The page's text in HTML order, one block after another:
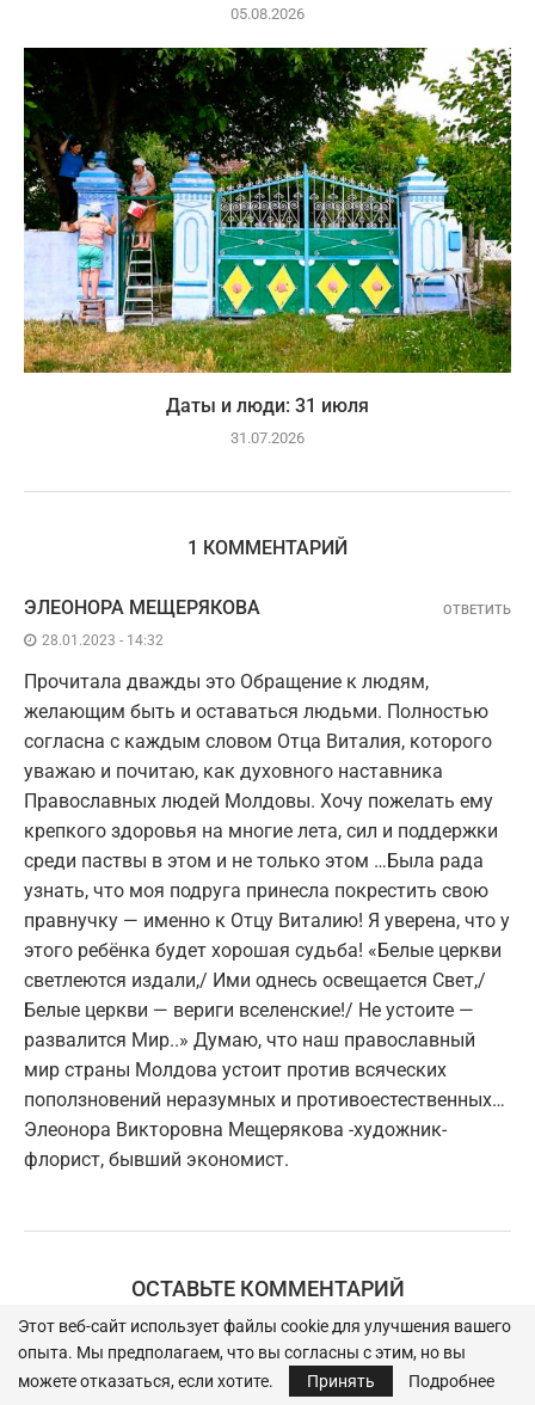
05.08.2026
Даты и люди: 31 июля
31.07.2026
1 КОММЕНТАРИЙ
ЭЛЕОНОРА МЕЩЕРЯКОВА
28.01.2023 - 14:32
Прочитала дважды это Обращение к людям,
желающим быть и оставаться людьми. Полностью
согласна с каждым словом Отца Виталия, которого
уважаю и почитаю, как духовного наставника
Православных людей Молдовы. Хочу пожелать ему
крепкого здоровья на многие лета, сил и поддержки
среди паствы в этом и не только этом …Была рада
узнать, что моя подруга принесла покрестить свою
правнучку — именно к Отцу Виталию! Я уверена, что у
этого ребёнка будет хорошая судьба! «Белые церкви
светлеются издали,/ Ими однесь освещается Свет,/
Белые церкви — вериги вселенские!/ Не устоите —
развалится Мир..» Думаю, что наш православный
мир страны Молдова устоит против всяческих
поползновений неразумных и противоестественных…
Элеонора Викторовна Мещерякова -художник-
флорист, бывший экономист.
ОТВЕТИТЬ
ОСТАВЬТЕ КОММЕНТАРИЙ
Этот веб-сайт использует файлы cookie для улучшения вашего
опыта. Мы предполагаем, что вы согласны с этим, но вы
можете отказаться, если хотите.
Принять Подробнее